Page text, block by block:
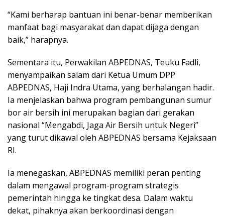
“Kami berharap bantuan ini benar-benar memberikan
manfaat bagi masyarakat dan dapat dijaga dengan
baik,” harapnya.
Sementara itu, Perwakilan ABPEDNAS, Teuku Fadli,
menyampaikan salam dari Ketua Umum DPP
ABPEDNAS, Haji Indra Utama, yang berhalangan hadir.
Ia menjelaskan bahwa program pembangunan sumur
bor air bersih ini merupakan bagian dari gerakan
nasional “Mengabdi, Jaga Air Bersih untuk Negeri”
yang turut dikawal oleh ABPEDNAS bersama Kejaksaan
RI.
Ia menegaskan, ABPEDNAS memiliki peran penting
dalam mengawal program-program strategis
pemerintah hingga ke tingkat desa. Dalam waktu
dekat, pihaknya akan berkoordinasi dengan